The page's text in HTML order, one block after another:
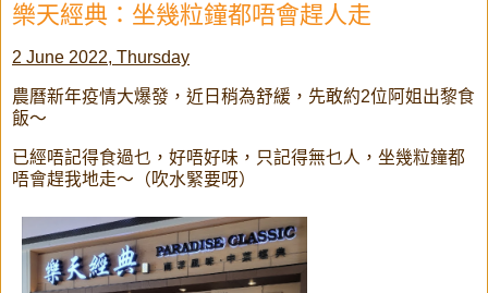
樂天經典：坐幾粒鐘都唔會趕人走
2 June 2022, Thursday
農曆新年疫情大爆發，近日稍為舒緩，先敢約2位阿姐出黎食
飯～
已經唔記得食過乜，好唔好味，只記得無乜人，坐幾粒鐘都
唔會趕我地走～（吹水緊要呀）